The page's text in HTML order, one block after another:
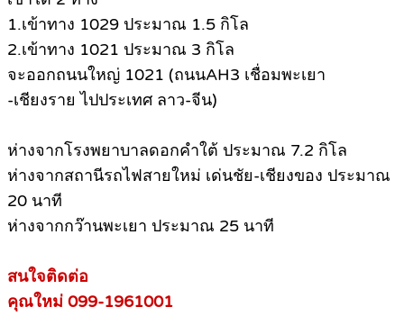
1.เข้าทาง 1029 ประมาณ 1.5 กิโล
2.เข้าทาง 1021 ประมาณ 3 กิโล
จะออกถนนใหญ่ 1021 (ถนนAH3 เชื่อมพะเยา
-เชียงราย ไปประเทศ ลาว-จีน)
ห่างจากโรงพยาบาลดอกคำใต้ ประมาณ 7.2 กิโล
ห่างจากสถานีรถไฟสายใหม่ เด่นชัย-เชียงของ ประมาณ
20 นาที
ห่างจากกว๊านพะเยา ประมาณ 25 นาที
สนใจติดต่อ
คุณใหม่ 099-1961001